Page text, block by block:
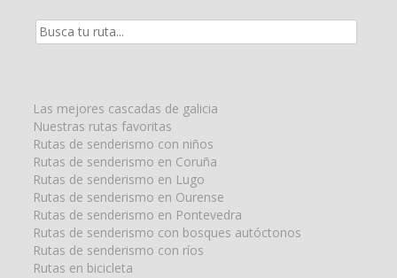
Resultados
Las mejores cascadas de galicia
Nuestras rutas favoritas
Rutas de senderismo con niños
Rutas de senderismo en Coruña
Rutas de senderismo en Lugo
Rutas de senderismo en Ourense
Rutas de senderismo en Pontevedra
Rutas de senderismo con bosques autóctonos
Rutas de senderismo con ríos
Rutas en bicicleta